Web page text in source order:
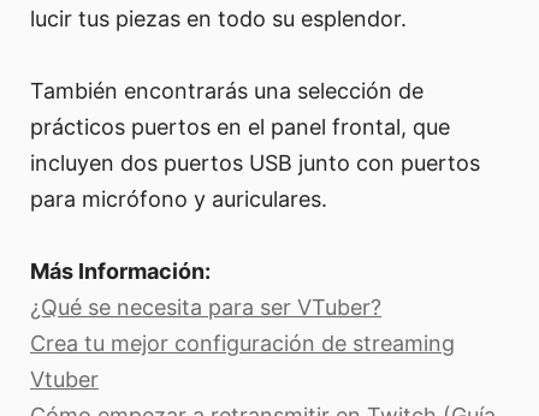
lucir tus piezas en todo su esplendor.
También encontrarás una selección de
prácticos puertos en el panel frontal, que
incluyen dos puertos USB junto con puertos
para micrófono y auriculares.
Más Información:
¿Qué se necesita para ser VTuber?
Crea tu mejor configuración de streaming
Vtuber